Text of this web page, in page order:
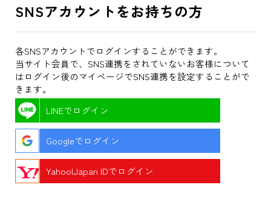
SNSアカウントをお持ちの方
各SNSアカウントでログインすることができます。
当サイト会員で、SNS連携をされていないお客様について
はログイン後のマイページでSNS連携を設定することがで
きます。
LINEでログイン
Googleでログイン
Yahoo!Japan IDでログイン